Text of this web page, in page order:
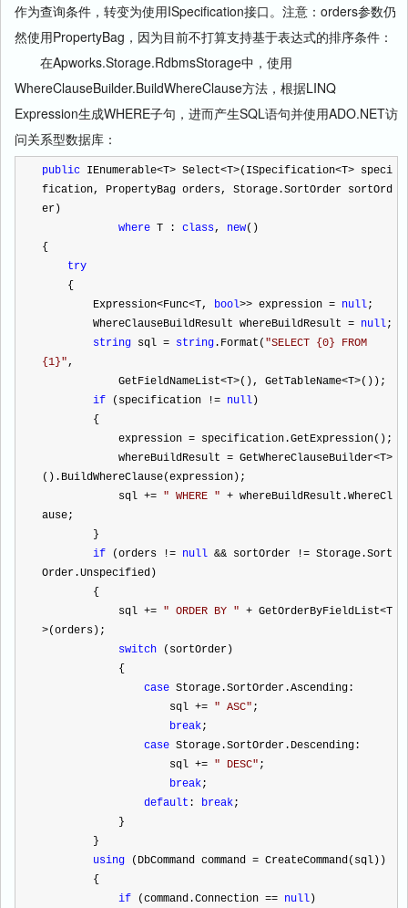
作为查询条件，转变为使用ISpecification接口。注意：orders参数仍
然使用PropertyBag，因为目前不打算支持基于表达式的排序条件：
在Apworks.Storage.RdbmsStorage中，使用
WhereClauseBuilder.BuildWhereClause方法，根据LINQ
Expression生成WHERE子句，进而产生SQL语句并使用ADO.NET访
问关系型数据库：
public IEnumerable<T> Select<T>(ISpecification<T> speci
fication, PropertyBag orders, Storage.SortOrder sortOrd
er)
where T : class, new()
{
try
    {
        Expression
<Func<T, bool>> expression = null;
        WhereClauseBuildResult whereBuildResult
= null;
string sql = string.Format( "SELECT {0} FROM
{1}",
            GetFieldNameList
<T>(), GetTableName<T>());
if (specification != null )
        {
            expression
= specification.GetExpression();
            whereBuildResult
= GetWhereClauseBuilder<T>
().BuildWhereClause(expression);
            sql
+= " WHERE " + whereBuildResult.WhereCl
ause;
        }
if (orders != null && sortOrder != Storage.Sort
Order.Unspecified)
        {
            sql
+= " ORDER BY " + GetOrderByFieldList<T
>(orders);
switch (sortOrder)
            {
case Storage.SortOrder.Ascending:
                    sql
+= " ASC" ;
break;
case Storage.SortOrder.Descending:
                    sql
+= " DESC" ;
break;
default : break;
            }
        }
using (DbCommand command = CreateCommand(sql))
        {
if (command.Connection == null )